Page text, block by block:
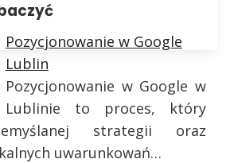
Pozycjonowanie w Google
Lublin
Pozycjonowanie w Google w
Lublinie to proces, który
strategii oraz
uwarunkowań…